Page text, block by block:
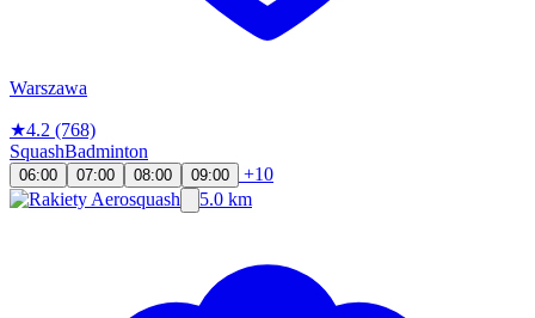
Warszawa
★4.2 (768)
SquashBadminton
06:00 07:00 08:00 09:00
+10
5.0 km